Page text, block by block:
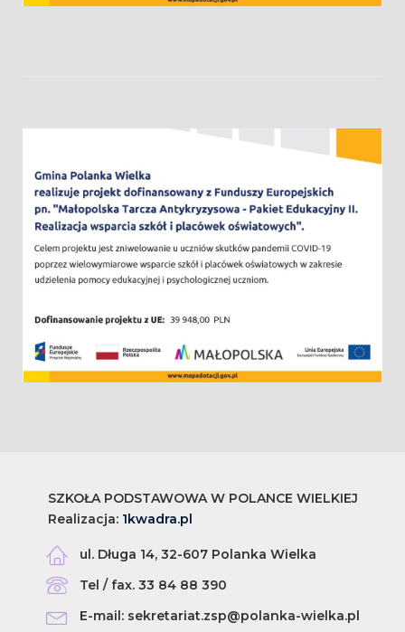
SZKOŁA PODSTAWOWA W POLANCE WIELKIEJ
Realizacja: 1kwadra.pl
ul. Długa 14, 32-607 Polanka Wielka
Tel / fax. 33 84 88 390
E-mail: sekretariat.zsp@polanka-wielka.pl